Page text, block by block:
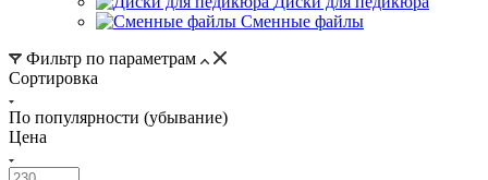
Сменные файлы
Фильтр по параметрам
Сортировка
По популярности (убывание)
Цена